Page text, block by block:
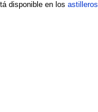
disponible en los astilleros